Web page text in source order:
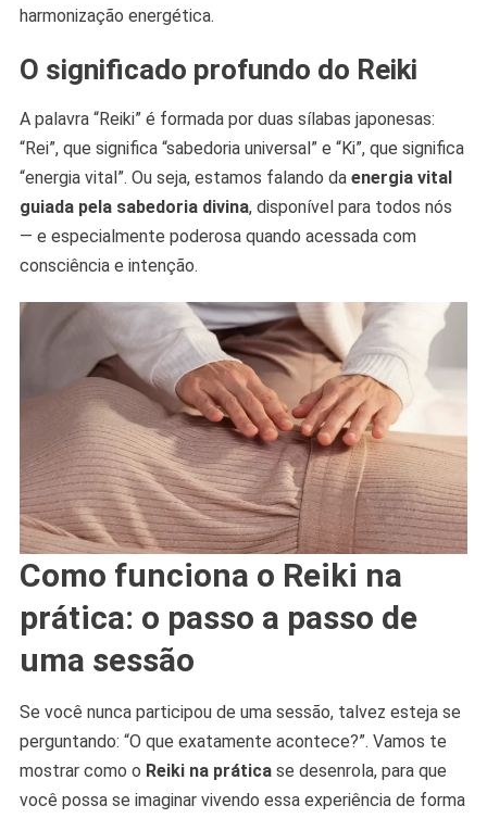
harmonização energética.
O significado profundo do Reiki
A palavra “Reiki” é formada por duas sílabas japonesas:
“Rei”, que significa “sabedoria universal” e “Ki”, que significa
“energia vital”. Ou seja, estamos falando da energia vital
guiada pela sabedoria divina, disponível para todos nós
— e especialmente poderosa quando acessada com
consciência e intenção.
Como funciona o Reiki na
prática: o passo a passo de
uma sessão
Se você nunca participou de uma sessão, talvez esteja se
perguntando: “O que exatamente acontece?”. Vamos te
mostrar como o Reiki na práticase desenrola, para que
você possa se imaginar vivendo essa experiência de forma